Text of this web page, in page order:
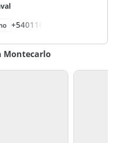
+540116
Montecarlo